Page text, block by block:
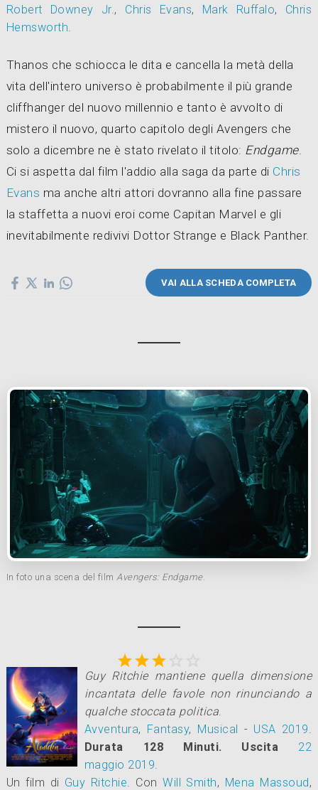
Robert Downey Jr., Chris Evans, Mark Ruffalo, Chris
Hemsworth.
Thanos che schiocca le dita e cancella la metà della
vita dell'intero universo è probabilmente il più grande
cliffhanger del nuovo millennio e tanto è avvolto di
mistero il nuovo, quarto capitolo degli Avengers che
solo a dicembre ne è stato rivelato il titolo: Endgame.
Ci si aspetta dal film l'addio alla saga da parte di Chris
Evans ma anche altri attori dovranno alla fine passare
la staffetta a nuovi eroi come Capitan Marvel e gli
inevitabilmente redivivi Dottor Strange e Black Panther.
VAI ALLA SCHEDA COMPLETA
In foto una scena del film Avengers: Endgame.

Guy Ritchie mantiene quella dimensione
incantata delle favole non rinunciando a
qualche stoccata politica
Avventura, Fantasy, Musical - USA 2019
Durata 128 Minuti.
Uscita
22
maggio 2019
Un film di Guy Ritchie ConWill Smith, Mena Massoud,